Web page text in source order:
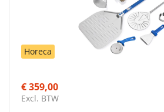
Horeca
€ 359,00
Excl. BTW